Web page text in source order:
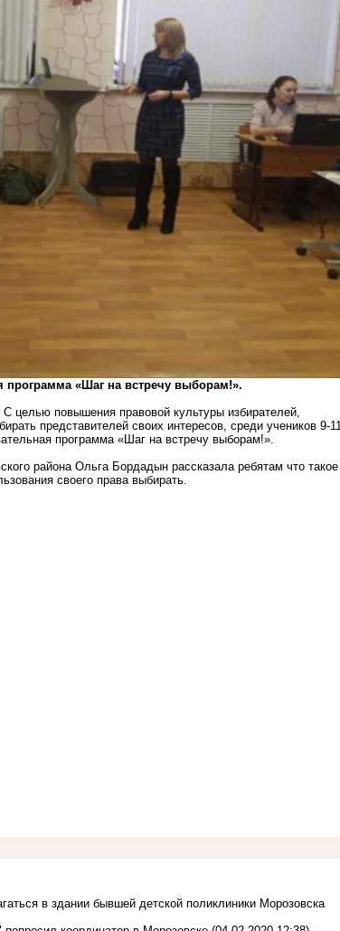
«Шаг на встречу выборам!».
целью повышения правовой культуры избирателей,
представителей своих интересов, среди учеников 9-11
программа «Шаг на встречу выборам!».
района Ольга Бордадын рассказала ребятам что такое
своего права выбирать.
в здании бывшей детской поликлиники Морозовска